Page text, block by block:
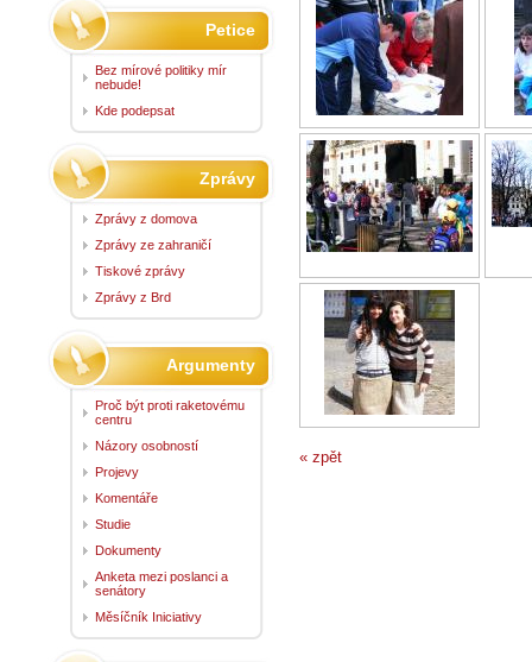
« zpět
Petice
Bez mírové politiky mír
nebude!
Kde podepsat
Zprávy
Zprávy z domova
Zprávy ze zahraničí
Tiskové zprávy
Zprávy z Brd
Argumenty
Proč být proti raketovému
centru
Názory osobností
Projevy
Komentáře
Studie
Dokumenty
Anketa mezi poslanci a
senátory
Měsíčník Iniciativy